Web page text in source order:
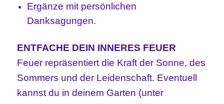
Ergänze mit persönlichen
Danksagungen.
ENTFACHE DEIN INNERES FEUER
Feuer repräsentiert die Kraft der Sonne, des
Sommers und der Leidenschaft. Eventuell
kannst du in deinem Garten (unter